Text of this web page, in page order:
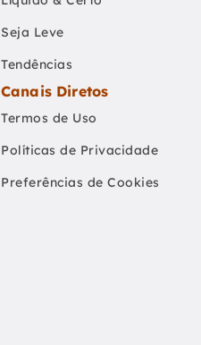
Seja Leve
Tendências
Canais Diretos
Termos de Uso
Políticas de Privacidade
Preferências de Cookies